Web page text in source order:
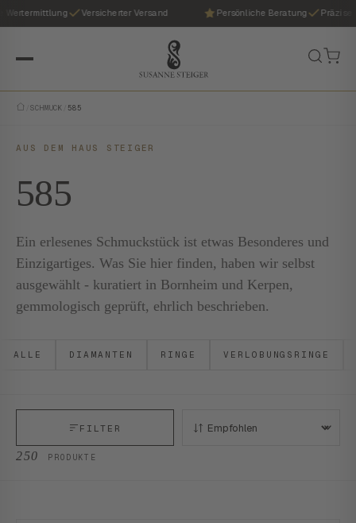
Versicherter Versand Persönliche Beratung Präzise
SCHMUCK 585
AUS DEM HAUS STEIGER
585
Ein erlesenes Schmuckstück ist etwas Besonderes und
Einzigartiges. Was Sie hier finden, haben wir selbst
ausgewählt - kuratiert in Bornheim und Kerpen,
gemmologisch geprüft, ehrlich beschrieben.
ALLE DIAMANTEN RINGE VERLOBUNGSRINGE
250 PRODUKTE
FILTER SORTIEREN: